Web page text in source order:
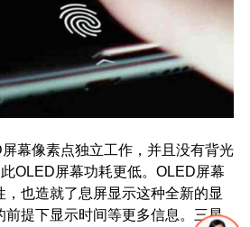
像素点独立工作，并且没有背光
OLED屏幕功耗更低。OLED屏幕
也造就了息屏显示这种全新的显
前提下显示时间等更多信息。三星